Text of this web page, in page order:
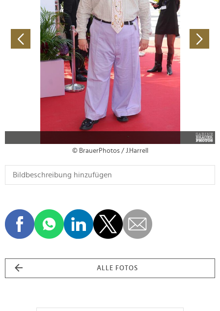
© BrauerPhotos / J.Harrell
ALLE FOTOS